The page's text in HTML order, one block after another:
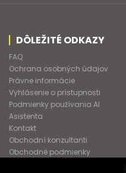
DÔLEŽITÉ ODKAZY
FAQ
Ochrana osobných údajov
Právne informácie
Vyhlásenie o prístupnosti
Podmienky používania AI
Asistenta
Kontakt
Obchodní konzultanti
Obchodné podmienky